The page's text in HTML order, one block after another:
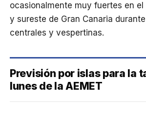
ocasionalmente muy fuertes en
y sureste de Gran Canaria
centrales y vespertinas.
Previsión por islas para la
lunes de la AEMET